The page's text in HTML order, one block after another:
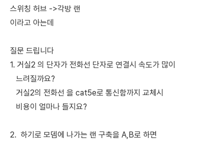
스위칭 허브 ->각방 랜
이라고 아는데
질문 드립니다
1. 거실2 의 단자가 전화선 단자로 연결시 속도가 많이
느려질까요?
거실2의 전화선 을 cat5e로 통신함까지 교체시
비용이 얼마나 들지요?
2. 하기로 모뎀에 나가는 랜 구축을 A,B로 하면